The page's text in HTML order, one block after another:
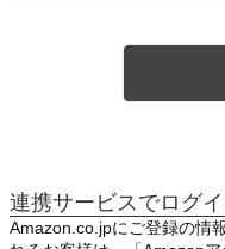
連携サービスでログ
Amazon.co.jpにご登録の情